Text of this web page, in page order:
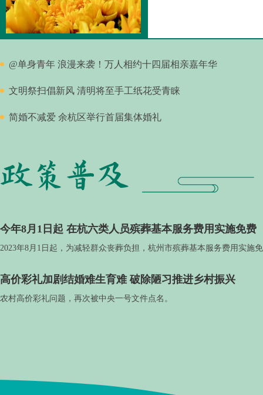
@单身青年 浪漫来袭！万人相约十四届相亲嘉年华
文明祭扫倡新风 清明将至手工纸花受青睐
简婚不减爱 余杭区举行首届集体婚礼
今年8月1日起 在杭六类人员殡葬基本服务费用实施免费
2023年8月1日起，为减轻群众丧葬负担，杭州市殡葬基本服务费用实施
高价彩礼加剧结婚难生育难 破除陋习推进乡村振兴
农村高价彩礼问题，再次被中央一号文件点名。